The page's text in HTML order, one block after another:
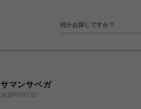
サマンサベガ
池袋PARCO